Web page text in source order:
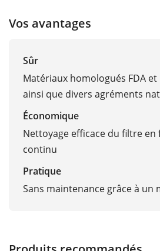
Vos avantages
Sûr
Matériaux homologués FDA et
ainsi que divers agréments
Économique
Nettoyage efficace du filtre
continu
Pratique
Sans maintenance grâce à un